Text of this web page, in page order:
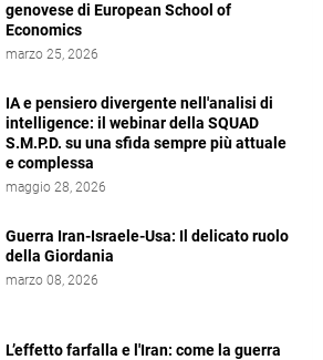
genovese di European School of
Economics
marzo 25, 2026
IA e pensiero divergente nell'analisi di
intelligence: il webinar della SQUAD
S.M.P.D. su una sfida sempre più attuale
e complessa
maggio 28, 2026
Guerra Iran-Israele-Usa: Il delicato ruolo
della Giordania
marzo 08, 2026
L’effetto farfalla e l'Iran: come la guerra